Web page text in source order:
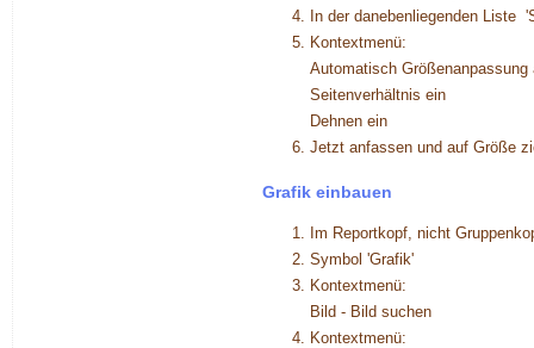
In der danebenliegenden Liste
Kontextmenü:
Automatisch Größenanpassung
Seitenverhältnis ein
Dehnen ein
Jetzt anfassen und auf Größe
Grafik einbauen
Im Reportkopf, nicht
Symbol 'Grafik'
Kontextmenü:
Bild - Bild suchen
Kontextmenü: